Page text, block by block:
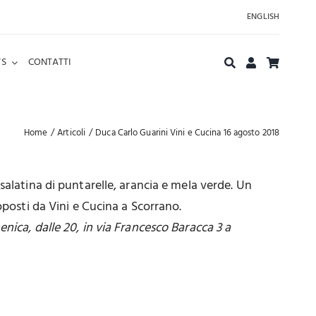
ENGLISH
CONTATTI
Home Articoli Duca Carlo Guarini Vini e Cucina 16 agosto 2018
di puntarelle, arancia e mela verde. Un
da Vini e Cucina a Scorrano.
dalle 20, in via Francesco Baracca 3 a